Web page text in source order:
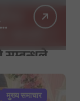
मुख्य समाचार